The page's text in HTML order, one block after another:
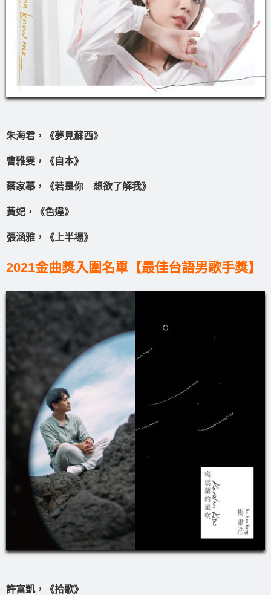
朱海君，《夢見蘇西》
曹雅雯，《自本》
蔡家蓁，《若是你 想欲了解我》
黃妃，《色違》
張涵雅，《上半場》
2021金曲獎入圍名單【最佳台語男歌手獎】
許富凱，《拾歌》